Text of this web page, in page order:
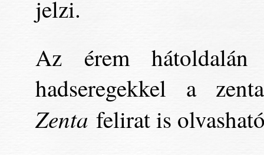
jelzi.
Az érem
hadseregekkel a
Zenta felirat is